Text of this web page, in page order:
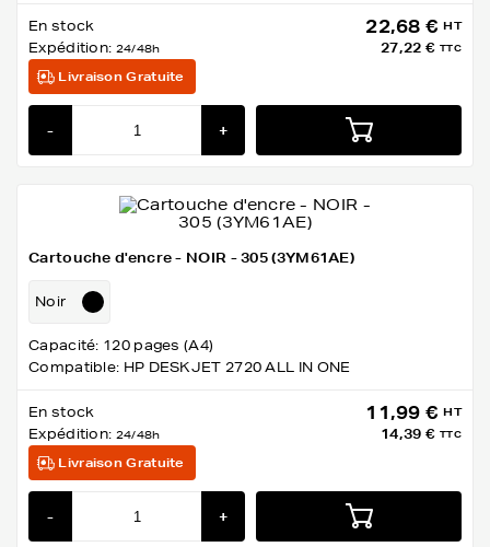
En stock
Expédition: 24/48h
22,68 € HT
27,22 € TTC
Livraison Gratuite
- +
Cartouche d'encre - NOIR - 305 (3YM61AE)
Noir
Capacité: 120 pages (A4)
Compatible: HP DESKJET 2720 ALL IN ONE
En stock
Expédition: 24/48h
11,99 € HT
14,39 € TTC
Livraison Gratuite
- +